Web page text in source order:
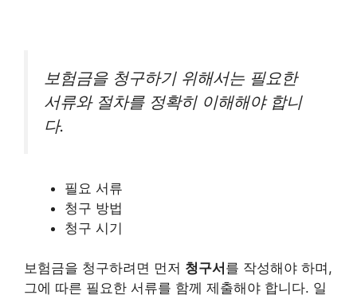
보험금을 청구하기 위해서는 필요한
서류와 절차를 정확히 이해해야 합니
다.
필요 서류
청구 방법
청구 시기
보험금을 청구하려면 먼저 청구서 를 작성해야 하며,
그에 따른 필요한 서류를 함께 제출해야 합니다. 일